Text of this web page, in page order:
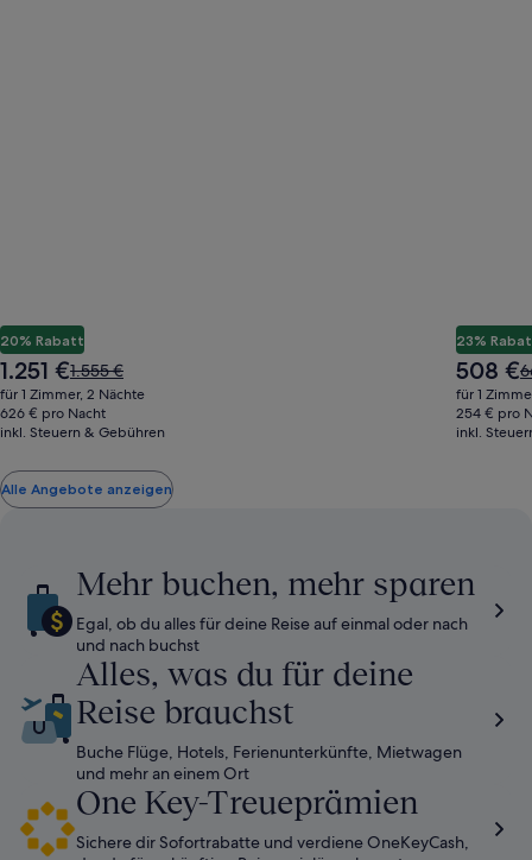
20% Rabatt
Der
Preis
beträgt
1.251 €
1.251 €Der
alte
Preis
war
siehe
weitere
1.555 €
für 1 Zimmer, 2 Nächte
626 € pro Nacht
inkl. Steuern & Gebühren
23%
Der
Preis
beträgt
508 €
508 €
für 1
254 € pro
inkl.
Alle Angebote anzeigen
Mehr buchen, mehr sparen
Egal, ob du alles für deine Reise auf einmal oder nach
und nach buchst
Alles, was du für deine
Reise brauchst
Buche Flüge, Hotels, Ferienunterkünfte, Mietwagen
und mehr an einem Ort
One Key-Treueprämien
Sichere dir Sofortrabatte und verdiene OneKeyCash,